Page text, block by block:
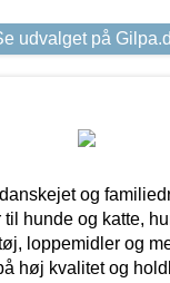
udvalget på
og
til hunde og katte,
loppemidler og
høj kvalitet og